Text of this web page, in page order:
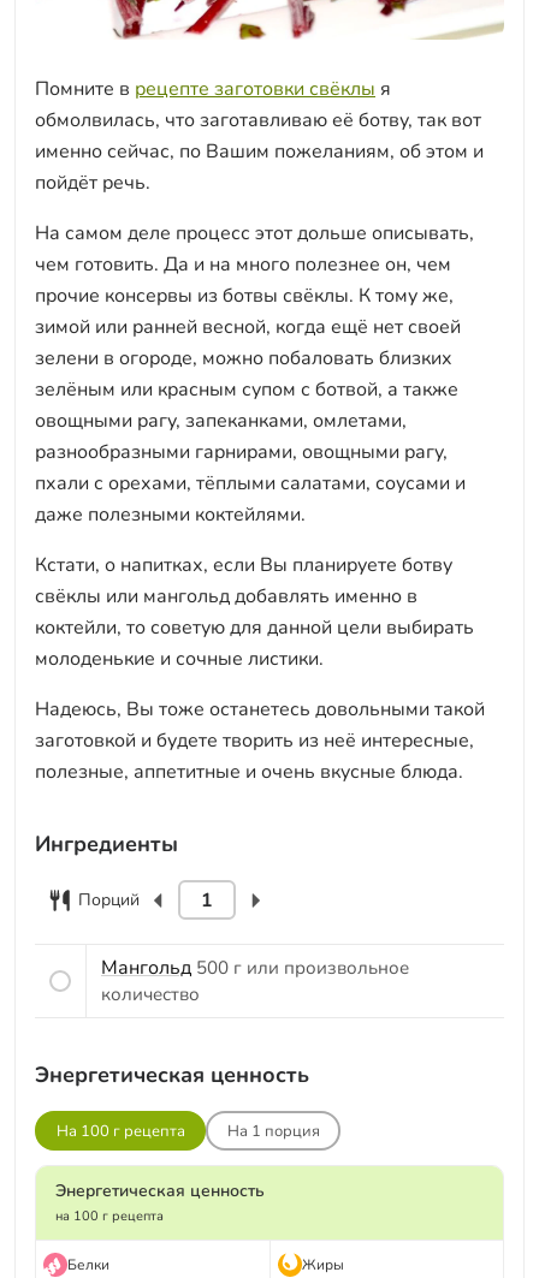
Помните в рецепте заготовки свёклы я
обмолвилась, что заготавливаю её ботву, так вот
именно сейчас, по Вашим пожеланиям, об этом и
пойдёт речь.
На самом деле процесс этот дольше описывать,
чем готовить. Да и на много полезнее он, чем
прочие консервы из ботвы свёклы. К тому же,
зимой или ранней весной, когда ещё нет своей
зелени в огороде, можно побаловать близких
зелёным или красным супом с ботвой, а также
овощными рагу, запеканками, омлетами,
разнообразными гарнирами, овощными рагу,
пхали с орехами, тёплыми салатами, соусами и
даже полезными коктейлями.
Кстати, о напитках, если Вы планируете ботву
свёклы или мангольд добавлять именно в
коктейли, то советую для данной цели выбирать
молоденькие и сочные листики.
Надеюсь, Вы тоже останетесь довольными такой
заготовкой и будете творить из неё интересные,
полезные, аппетитные и очень вкусные блюда.
Ингредиенты
Порций
Мангольд 500 г или произвольное
количество
Энергетическая ценность
На 100 г рецепта На 1 порция
Энергетическая ценность
на 100 г рецепта
Белки Жиры